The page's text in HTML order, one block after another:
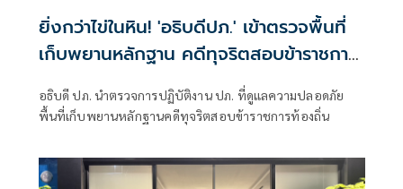
ยิ่งกว่าไข่ในหิน! 'อธิบดีปภ.' เข้าตรวจพื้นที่
เก็บพยานหลักฐาน คดีทุจริตสอบข้าราชการ
อธิบดี ปภ. นำตรวจการปฏิบัติงาน ปภ. ที่ดูแลความปลอดภัย
พื้นที่เก็บพยานหลักฐานคดีทุจริตสอบข้าราชการท้องถิ่น